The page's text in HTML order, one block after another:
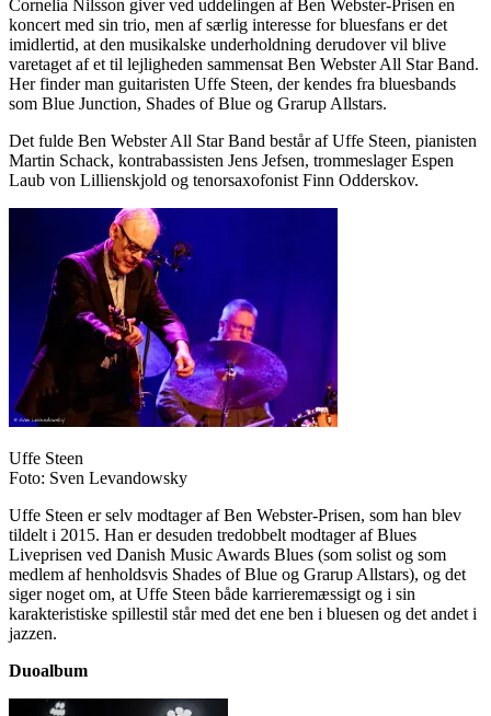
Cornelia Nilsson giver ved uddelingen af Ben Webster-Prisen en
koncert med sin trio, men af særlig interesse for bluesfans er det
imidlertid, at den musikalske underholdning derudover vil blive
varetaget af et til lejligheden sammensat Ben Webster All Star Band.
Her finder man guitaristen Uffe Steen, der kendes fra bluesbands
som Blue Junction, Shades of Blue og Grarup Allstars.
Det fulde Ben Webster All Star Band består af Uffe Steen, pianisten
Martin Schack, kontrabassisten Jens Jefsen, trommeslager Espen
Laub von Lillienskjold og tenorsaxofonist Finn Odderskov.
Uffe Steen
Foto: Sven Levandowsky
Uffe Steen er selv modtager af Ben Webster-Prisen, som han blev
tildelt i 2015. Han er desuden tredobbelt modtager af Blues
Liveprisen ved Danish Music Awards Blues (som solist og som
medlem af henholdsvis Shades of Blue og Grarup Allstars), og det
siger noget om, at Uffe Steen både karrieremæssigt og i sin
karakteristiske spillestil står med det ene ben i bluesen og det andet i
jazzen.
Duoalbum